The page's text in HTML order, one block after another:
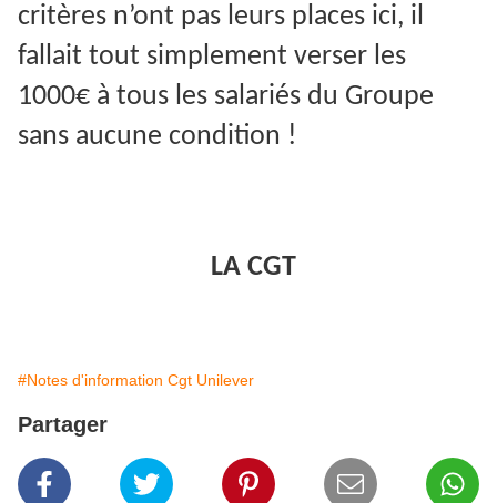
critères n’ont pas leurs places ici, il
fallait tout simplement verser les
1000€ à tous les salariés du Groupe
sans aucune condition !
LA CGT
#Notes d'information Cgt Unilever
Partager